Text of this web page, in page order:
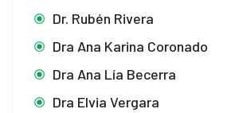
Dr. Rubén Rivera
Dra Ana Karina Coronado
Dra Ana Lía Becerra
Dra Elvia Vergara